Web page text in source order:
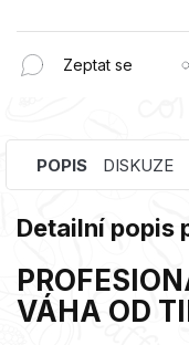
Zeptat se
POPIS DISKUZE
Detailní popis
VÁHA OD